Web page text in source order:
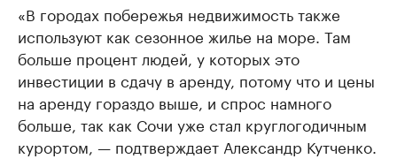
«В городах побережья недвижимость также
используют как сезонное жилье на море. Там
больше процент людей, у которых это
инвестиции в сдачу в аренду, потому что и цены
на аренду гораздо выше, и спрос намного
больше, так как Сочи уже стал круглогодичным
курортом, — подтверждает Александр Кутченко.